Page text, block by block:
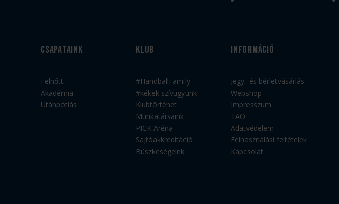
Csapataink
Felnőtt
Akadémia
Utánpótlás
Klub
#HandballFamily
#kékek szívügyünk
Klubtörténet
Munkatársaink
PICK Aréna
Sajtóakkreditáció
Büszkeségeink
Információ
Jegy- és bérletvásárlás
Webshop
Impresszum
TAO
Adatvédelem
Felhasználási feltételek
Kapcsolat